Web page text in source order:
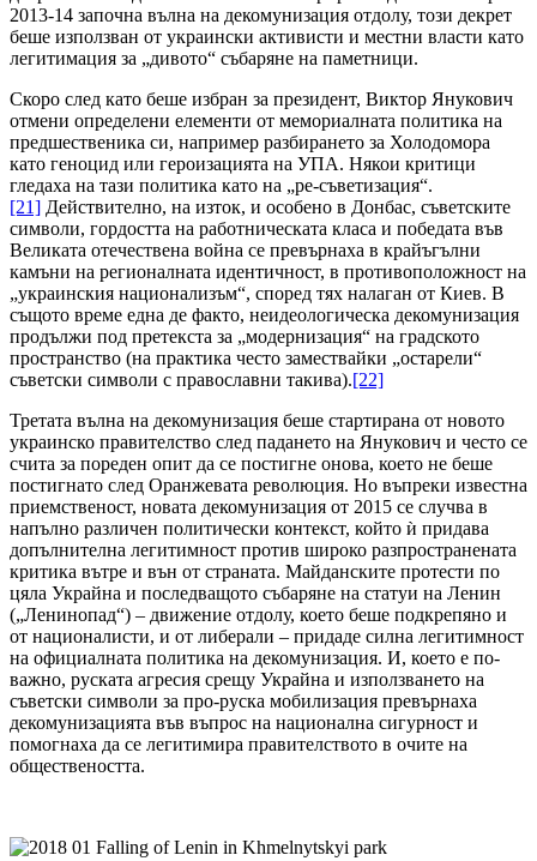
2013-14 започна вълна на декомунизация отдолу, този декрет
беше използван от украински активисти и местни власти като
легитимация за „дивото“ събаряне на паметници.
Скоро след като беше избран за президент, Виктор Янукович
отмени определени елементи от мемориалната политика на
предшественика си, например разбирането за Холодомора
като геноцид или героизацията на УПА. Някои критици
гледаха на тази политика като на „ре-съветизация“.
[21] Действително, на изток, и особено в Донбас, съветските
символи, гордостта на работническата класа и победата във
Великата отечествена война се превърнаха в крайъгълни
камъни на регионалната идентичност, в противоположност на
„украинския национализъм“, според тях налаган от Киев. В
същото време една де факто, неидеологическа декомунизация
продължи под претекста за „модернизация“ на градското
пространство (на практика често замествайки „остарели“
съветски символи с православни такива).[22]
Третата вълна на декомунизация беше стартирана от новото
украинско правителство след падането на Янукович и често се
счита за пореден опит да се постигне онова, което не беше
постигнато след Оранжевата революция. Но въпреки известна
приемственост, новата декомунизация от 2015 се случва в
напълно различен политически контекст, който ѝ придава
допълнителна легитимност против широко разпространената
критика вътре и вън от страната. Майданските протести по
цяла Украйна и последващото събаряне на статуи на Ленин
(„Ленинопад“) – движение отдолу, което беше подкрепяно и
от националисти, и от либерали – придаде силна легитимност
на официалната политика на декомунизация. И, което е по-
важно, руската агресия срещу Украйна и използването на
съветски символи за про-руска мобилизация превърнаха
декомунизацията във въпрос на национална сигурност и
помогнаха да се легитимира правителството в очите на
обществеността.